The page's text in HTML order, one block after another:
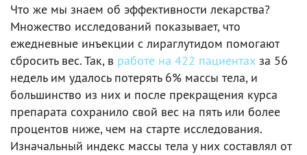
Что же мы знаем об эффективности лекарства?
Множество исследований показывает, что
ежедневные инъекции с лираглутидом помогают
сбросить вес. Так, в работе на 422 пациентах за 56
недель им удалось потерять 6% массы тела, и
большинство из них и после прекращения курса
препарата сохранило свой вес на пять или более
процентов ниже, чем на старте исследования.
Изначальный индекс массы тела у них составлял от